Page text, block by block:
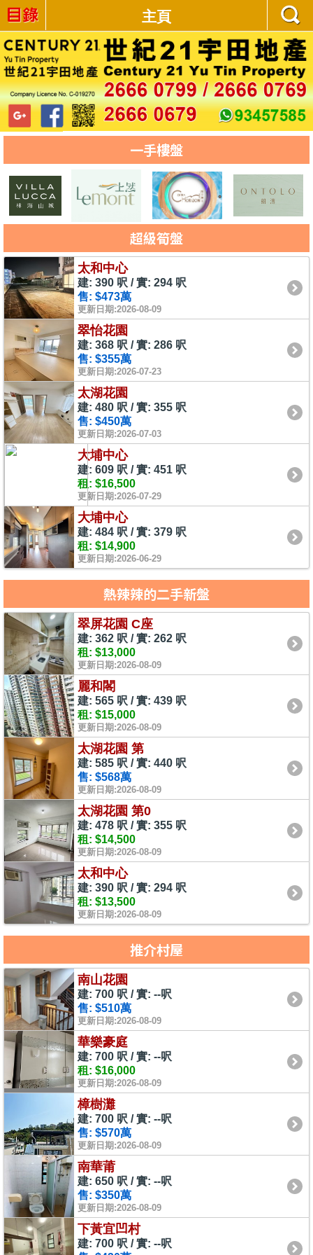
主頁
一手樓盤
超級筍盤
太和中心
建: 390 呎 / 實: 294 呎
售: $473萬
更新日期:2026-08-09
翠怡花園
建: 368 呎 / 實: 286 呎
售: $355萬
更新日期:2026-07-23
太湖花園
建: 480 呎 / 實: 355 呎
售: $450萬
更新日期:2026-07-03
大埔中心
建: 609 呎 / 實: 451 呎
租: $16,500
更新日期:2026-07-29
大埔中心
建: 484 呎 / 實: 379 呎
租: $14,900
更新日期:2026-06-29
熱辣辣的二手新盤
翠屏花園 C座
建: 362 呎 / 實: 262 呎
租: $13,000
更新日期:2026-08-09
麗和閣
建: 565 呎 / 實: 439 呎
租: $15,000
更新日期:2026-08-09
太湖花園 第
建: 585 呎 / 實: 440 呎
售: $568萬
更新日期:2026-08-09
太湖花園 第0
建: 478 呎 / 實: 355 呎
租: $14,500
更新日期:2026-08-09
太和中心
建: 390 呎 / 實: 294 呎
租: $13,500
更新日期:2026-08-09
推介村屋
南山花園
建: 700 呎 / 實: --呎
售: $510萬
更新日期:2026-08-09
華樂豪庭
建: 700 呎 / 實: --呎
租: $16,000
更新日期:2026-08-09
樟樹灘
建: 700 呎 / 實: --呎
售: $570萬
更新日期:2026-08-09
南華莆
建: 650 呎 / 實: --呎
售: $350萬
更新日期:2026-08-09
下黃宜凹村
建: 700 呎 / 實: --呎